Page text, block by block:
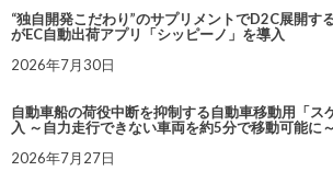
“独自開発こだわり”のサプリメントでD2C展開す
がEC自動出荷アプリ「シッピーノ」を導入
2026年7月30日
自動車船の荷役中断を抑制する自動車移動用「ス
入 ～自力走行できない車両を約5分で移動可能に～
2026年7月27日